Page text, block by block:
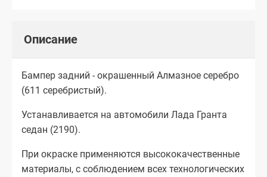
Описание
Бампер задний - окрашенный Алмазное серебро
(611 серебристый).
Устанавливается на автомобили Лада Гранта
седан (2190).
При окраске применяются высококачественные
материалы, с соблюдением всех технологических